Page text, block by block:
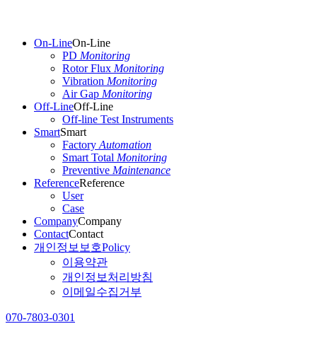
On-LineOn-Line
PD Monitoring
Rotor Flux Monitoring
Vibration Monitoring
Air Gap Monitoring
Off-LineOff-Line
Off-line Test Instruments
SmartSmart
Factory Automation
Smart Total Monitoring
Preventive Maintenance
ReferenceReference
User
Case
CompanyCompany
ContactContact
개인정보보호Policy
이용약관
개인정보처리방침
이메일수집거부
070-7803-0301